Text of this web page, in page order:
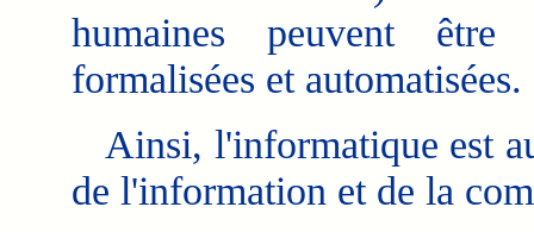
humaines peuvent être
formalisées et automatisées.
Ainsi, l'informatique est
de l'information et de la